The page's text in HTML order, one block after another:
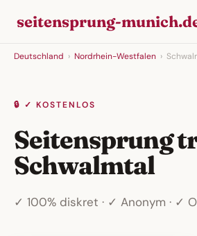
seitensprung-
Deutschland › Nordrhein-Westfalen ›
🔒 ✓ KOSTENLOS
Seitensprung
Schwalmtal
✓ 100% diskret · ✓ Anonym · ✓